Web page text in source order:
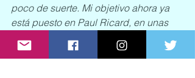
poco de suerte. Mi objetivo ahora ya
está puesto en Paul Ricard, en unas
semanas. Seguiré mi preparación para
tener mejores resultados. Agradezco